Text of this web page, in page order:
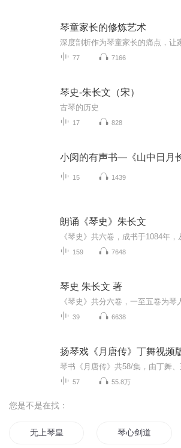
琴童家长的修炼艺术
77 7166
琴史-朱长文（宋）
古琴的历史
17 828
小闵的有声书—《山中日月
15 1439
朗诵《琴史》朱长文
159 7648
琴史 朱长文 著
39 6638
扬琴戏《月唐传》丁舞视频
57 55.8万
您是不是在找：
无上琴皇 琴心剑道